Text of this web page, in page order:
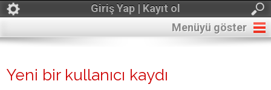
Giriş Yap | Kayıt ol
Menüyü göster
Yeni bir kullanıcı kaydı